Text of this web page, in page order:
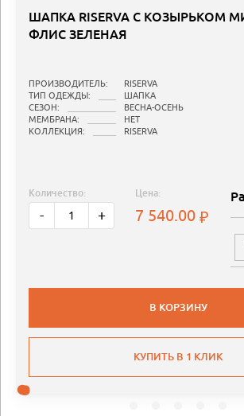
ШАПКА RISERVA С КОЗЫРЬКОМ
ФЛИС ЗЕЛЕНАЯ
ПРОИЗВОДИТЕЛЬ:
RISERVA
ТИП ОДЕЖДЫ:
ШАПКА
СЕЗОН:
ВЕСНА-ОСЕНЬ
МЕМБРАНА:
НЕТ
КОЛЛЕКЦИЯ:
RISERVA
Количество:
- +
Цена:
7 540.00
В КОРЗИНУ
КУПИТЬ В 1 КЛИК